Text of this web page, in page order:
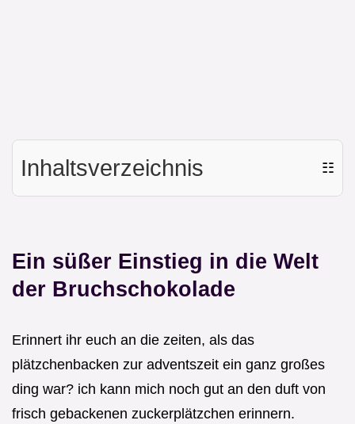
Inhaltsverzeichnis ☷
Ein süßer Einstieg in die Welt
der Bruchschokolade
Erinnert ihr euch an die zeiten, als das
plätzchenbacken zur adventszeit ein ganz großes
ding war? ich kann mich noch gut an den duft von
frisch gebackenen zuckerplätzchen erinnern.